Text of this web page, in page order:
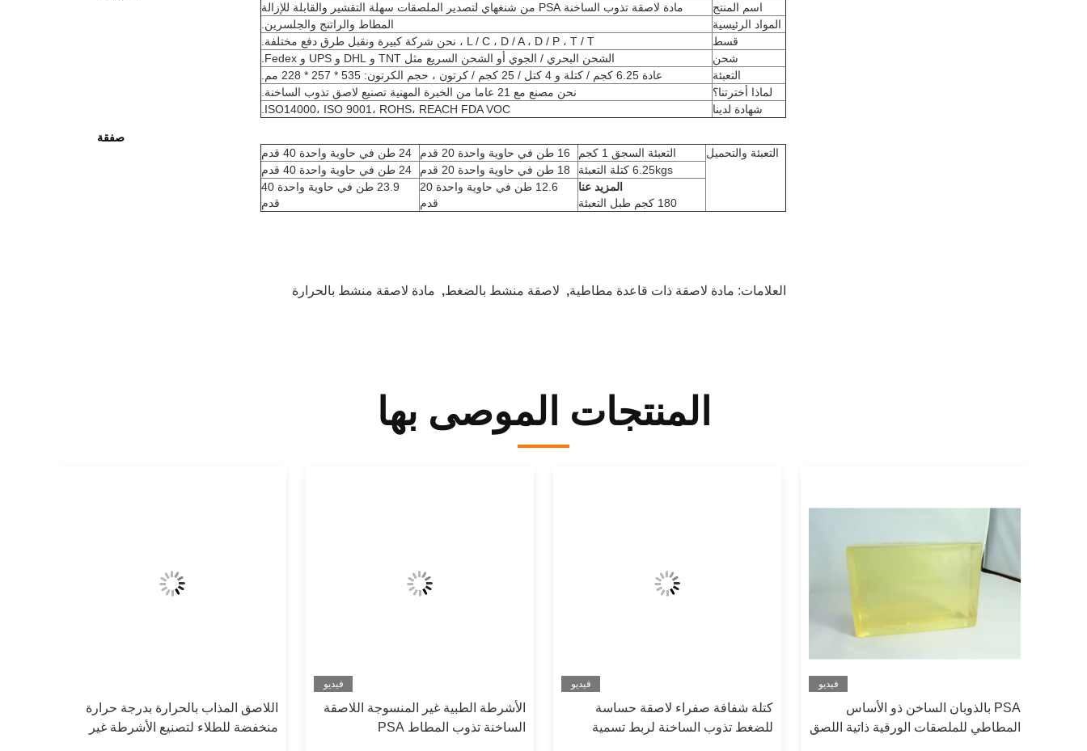
اسم المنتج
مادة لاصقة تذوب الساخنة PSA من شنغهاي لتصدير الملصقات سهلة التقشير والقابلة للإزالة
المواد الرئيسية
المطاط والراتنج والجلسرين.
قسط
L / C ، D / A ، D / P ، T / T ، نحن شركة كبيرة ونقبل طرق دفع مختلفة.
شحن
الشحن البحري / الجوي أو الشحن السريع مثل TNT و DHL و UPS و Fedex.
التعبئة
عادة 6.25 كجم / كتلة و 4 كتل / 25 كجم / كرتون ، حجم الكرتون: 535 * 257 * 228 مم.
لماذا أخترتنا؟
نحن مصنع مع 21 عاما من الخبرة المهنية تصنيع لاصق تذوب الساخنة.
شهادة لدينا
ISO14000، ISO 9001، ROHS، REACH FDA VOC.
صفقة
التعبئة والتحميل
التعبئة السجق 1 كجم 16 طن في حاوية واحدة 20 قدم
24 طن في حاوية واحدة 40 قدم
6.25kgs كتلة التعبئة
18 طن في حاوية واحدة 20 قدم
24 طن في حاوية واحدة 40 قدم
المزيد عنا
180 كجم طبل التعبئة
12.6 طن في حاوية واحدة 20
قدم
23.9 طن في حاوية واحدة 40
قدم
العلامات: مادة لاصقة ذات قاعدة مطاطية, لاصقة منشط بالضغط, مادة لاصقة منشط بالحرارة
المنتجات الموصى بها
فيديو
PSA بالذوبان الساخن ذو الأساس
المطاطي للملصقات الورقية ذاتية اللصق
فيديو
كتلة شفافة صفراء لاصقة حساسة
للضغط تذوب الساخنة لربط تسمية
فيديو
الأشرطة الطبية غير المنسوجة اللاصقة
الساخنة تذوب المطاط PSA
اللاصق المذاب بالحرارة بدرجة حرارة
منخفضة للطلاء لتصنيع الأشرطة غير